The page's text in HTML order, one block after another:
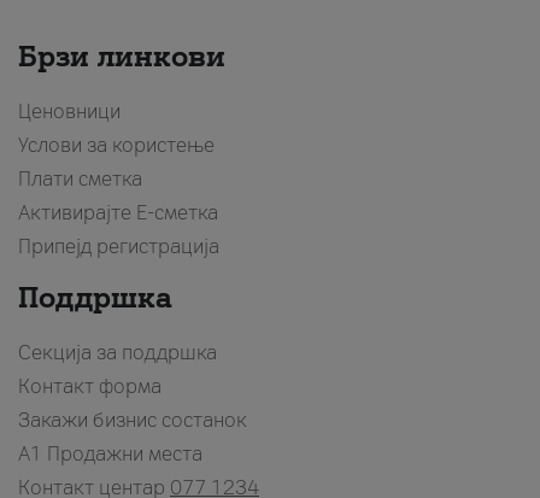
Брзи линкови
Ценовници
Услови за користење
Плати сметка
Активирајте Е-сметка
Припејд регистрација
Поддршка
Секција за поддршка
Контакт форма
Закажи бизнис состанок
A1 Продажни места
Контакт центар 077 1234